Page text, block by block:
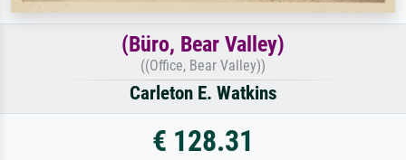
(Büro, Bear Valley)
((Office, Bear Valley))
Carleton E. Watkins
€ 128.31